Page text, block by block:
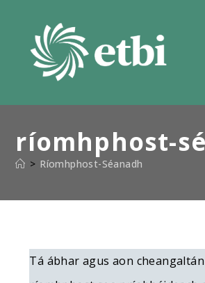
ríomhphost-
> Ríomhphost-Séanadh
Tá ábhar agus aon